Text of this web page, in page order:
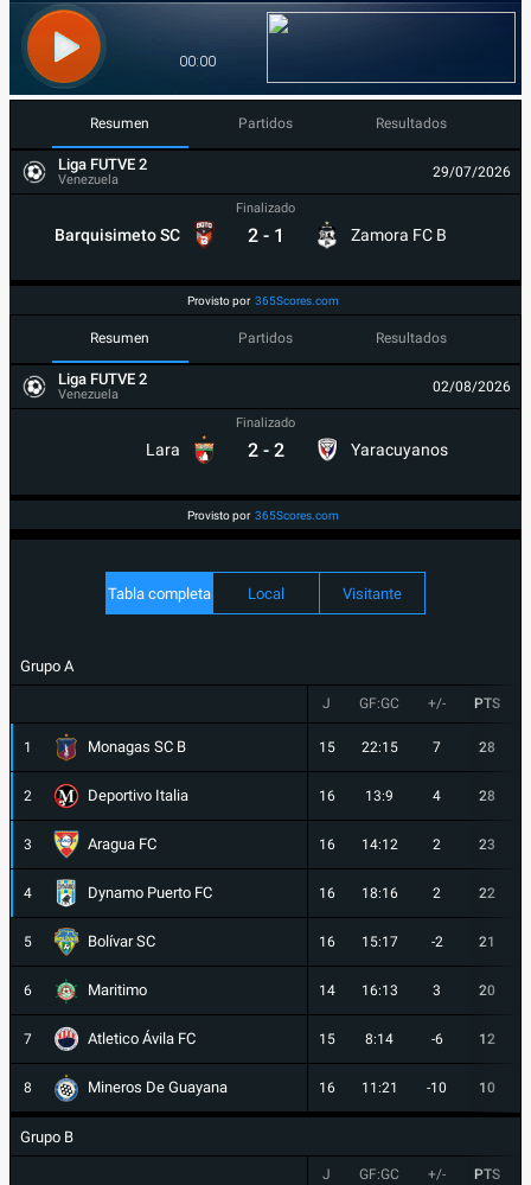
Resumen Partidos Resultados
Liga FUTVE 2
Venezuela 29/07/2026
Barquisimeto SC
Finalizado
2 - 1 Zamora FC B
Provisto por 365Scores.com
Resumen Partidos Resultados
Liga FUTVE 2
Venezuela 02/08/2026
Lara
Finalizado
2 - 2 Yaracuyanos
Provisto por 365Scores.com
Tabla completa Local Visitante
Grupo A
J GF:GC +/- PTS
1 Monagas SC B 15 22:15 7 28
2 Deportivo Italia 16 13:9 4 28
3 Aragua FC 16 14:12 2 23
4 Dynamo Puerto FC 16 18:16 2 22
5 Bolívar SC 16 15:17 -2 21
6 Maritimo 14 16:13 3 20
7 Atletico Ávila FC 15 8:14 -6 12
8 Mineros De Guayana 16 11:21 -10 10
Grupo B
J GF:GC +/- PTS